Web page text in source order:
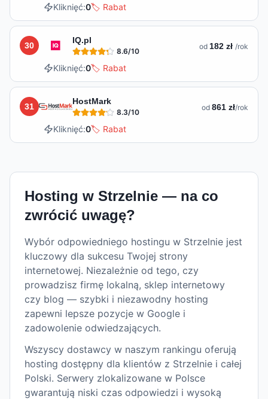
Kliknięć:0🏷️ Rabat
30
IQ.pl
8.6/10 od 182 zł /rok
Kliknięć:0🏷️ Rabat
31
HostMark
8.3/10 od 861 zł/rok
Kliknięć:0🏷️ Rabat
Hosting w Strzelnie — na co
zwrócić uwagę?
Wybór odpowiedniego hostingu w Strzelnie jest
kluczowy dla sukcesu Twojej strony
internetowej. Niezależnie od tego, czy
prowadzisz firmę lokalną, sklep internetowy
czy blog — szybki i niezawodny hosting
zapewni lepsze pozycje w Google i
zadowolenie odwiedzających.
Wszyscy dostawcy w naszym rankingu oferują
hosting dostępny dla klientów z Strzelnie i całej
Polski. Serwery zlokalizowane w Polsce
gwarantują niski czas odpowiedzi i wysoką